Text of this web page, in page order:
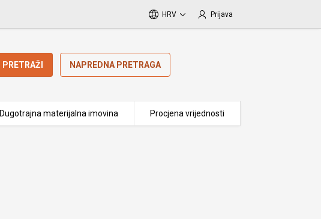
HRV Prijava
PRETRAŽI NAPREDNA PRETRAGA
Dugotrajna materijalna imovina Procjena vrijednosti